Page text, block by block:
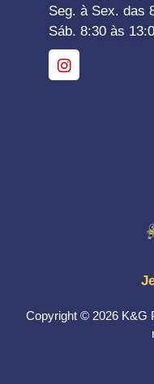
Seg. à Sex. das
Sáb. 8:30 às
Copyright © 2026 K&G